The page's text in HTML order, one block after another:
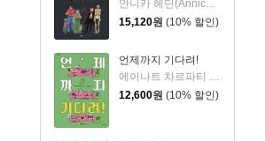
안니카 헤딘(Annica Hedin) 글/한나 클린타게 (Hanna Klinthage) 그림
15,120원 (10% 할인)
언제까지 기다려!
12,600원 (10% 할인)
보물창고